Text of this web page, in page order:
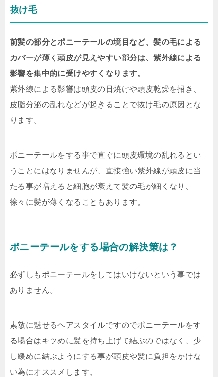
抜け毛
前髪の部分とポニーテールの境目など、髪の毛による
カバーが薄く頭皮が見えやすい部分は、紫外線による
影響を集中的に受けやすくなります。
紫外線による影響は頭皮の日焼けや頭皮乾燥を招き、
皮脂分泌の乱れなどが起きることで抜け毛の原因とな
ります。
ポニーテールをする事で直ぐに頭皮環境の乱れるとい
うことにはなりませんが、直接強い紫外線が頭皮に当
たる事が増えると細胞が衰えて髪の毛が細くなり、
徐々に髪が薄くなることもあります。
ポニーテールをする場合の解決策は？
必ずしもポニーテールをしてはいけないという事では
ありません。
素敵に魅せるヘアスタイルですのでポニーテールをす
る場合はキツめに髪を持ち上げて結ぶのではなく、少
し緩めに結ぶようにする事が頭皮や髪に負担をかけな
い為にオススメします。